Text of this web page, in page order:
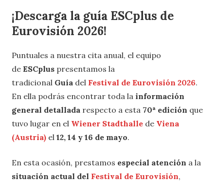
¡Descarga la guía ESCplus de
Eurovisión 2026!
Puntuales a nuestra cita anual, el equipo
de ESCplus presentamos la
tradicional Guía del Festival de Eurovisión 2026.
En ella podrás encontrar toda la información
general detallada respecto a esta 70ª edición que
tuvo lugar en el Wiener Stadthalle de Viena
(Austria) el 12, 14 y 16 de mayo.
En esta ocasión, prestamos especial atención a la
situación actual del Festival de Eurovisión,